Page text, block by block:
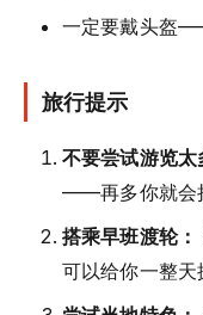
一定要戴头盔
旅行提示
不要尝试游览太
——再多你就会
搭乘早班渡轮：
可以给你一整天